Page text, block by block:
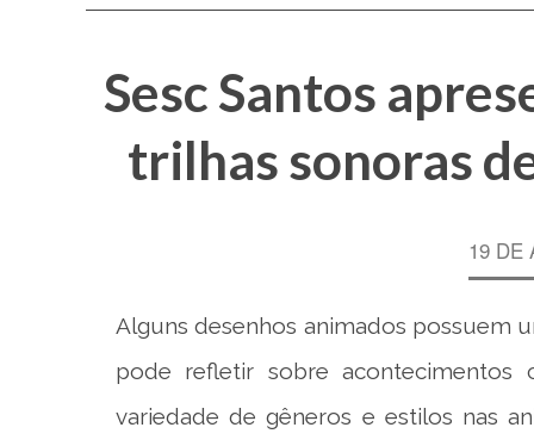
Sesc Santos
trilhas sonoras
19 DE
Alguns desenhos animados possuem
pode refletir sobre acontecimentos
variedade de gêneros e estilos nas